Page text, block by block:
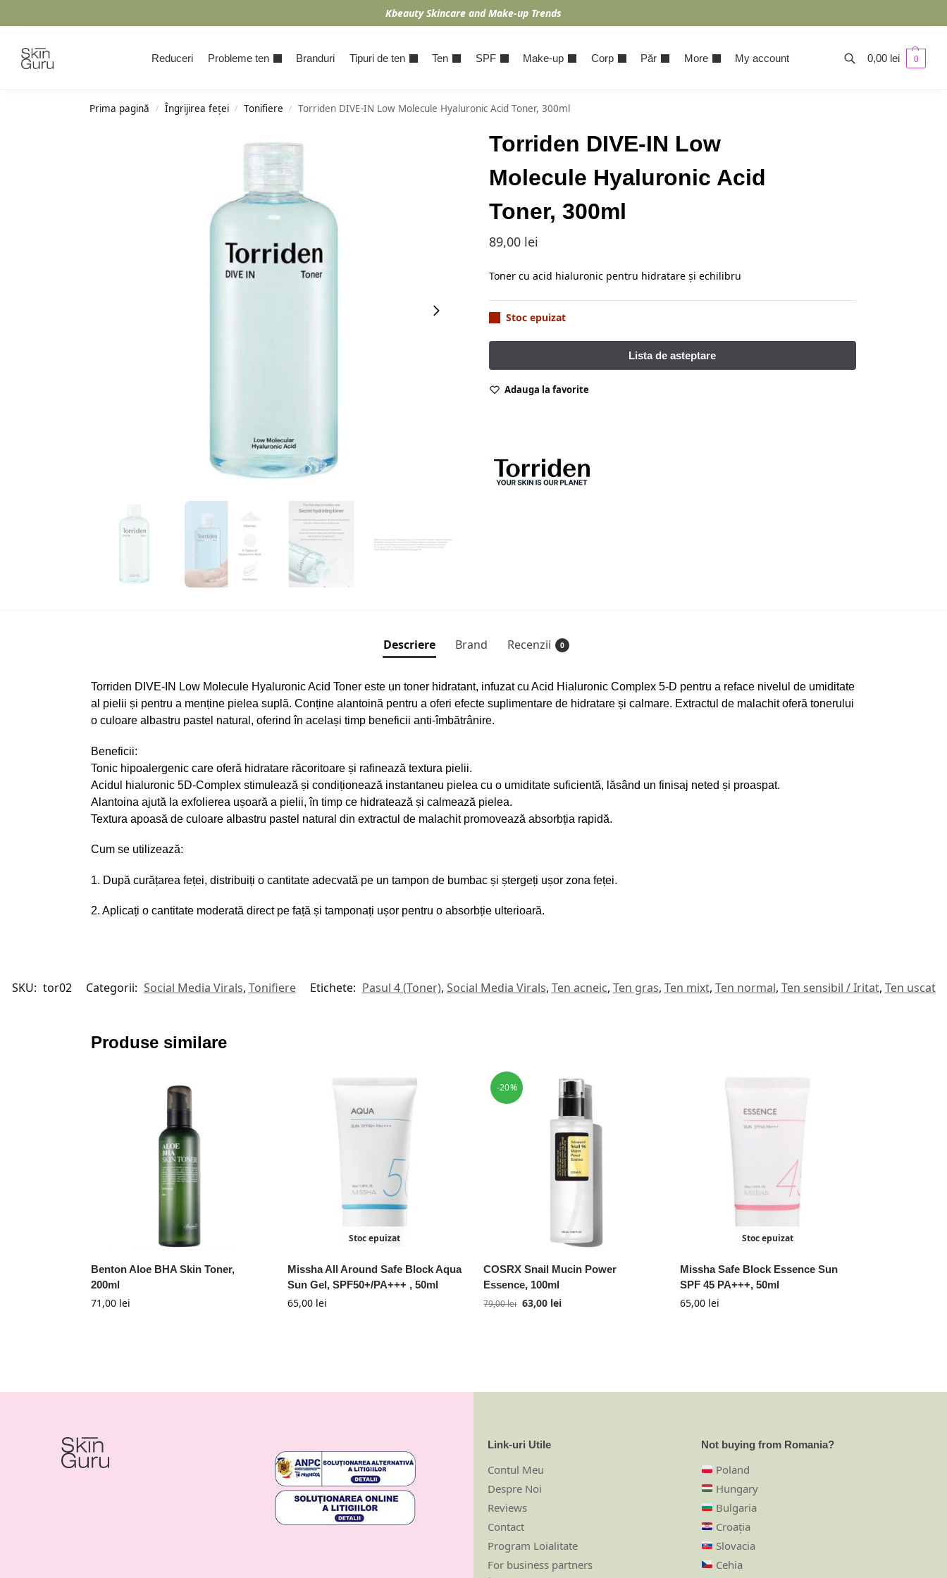
Kbeauty Skincare and Make-up Trends
Reduceri Probleme ten Branduri Tipuri de ten Ten SPF Make-up Corp Păr More My account 0,00 lei 0
Prima pagină / Îngrijirea feței / Tonifiere / Torriden DIVE-IN Low Molecule Hyaluronic Acid Toner, 300ml
Torriden DIVE-IN Low
Molecule Hyaluronic Acid
Toner, 300ml
89,00 lei
Toner cu acid hialuronic pentru hidratare și echilibru
Stoc epuizat
Adauga la favorite
Descriere Brand Recenzii 0
Torriden DIVE-IN Low Molecule Hyaluronic Acid Toner este un toner hidratant, infuzat cu Acid Hialuronic Complex 5-D pentru a reface nivelul de umiditate
al pielii și pentru a menține pielea suplă. Conține alantoină pentru a oferi efecte suplimentare de hidratare și calmare. Extractul de malachit oferă tonerului
o culoare albastru pastel natural, oferind în același timp beneficii anti-îmbătrânire.
Beneficii:
Tonic hipoalergenic care oferă hidratare răcoritoare și rafinează textura pielii.
Acidul hialuronic 5D-Complex stimulează și condiționează instantaneu pielea cu o umiditate suficientă, lăsând un finisaj neted și proaspat.
Alantoina ajută la exfolierea ușoară a pielii, în timp ce hidratează și calmează pielea.
Textura apoasă de culoare albastru pastel natural din extractul de malachit promovează absorbția rapidă.
Cum se utilizează:
1. După curățarea feței, distribuiți o cantitate adecvată pe un tampon de bumbac și ștergeți ușor zona feței.
2. Aplicați o cantitate moderată direct pe față și tamponați ușor pentru o absorbție ulterioară.
SKU: tor02 Categorii: Social Media Virals, Tonifiere Etichete: Pasul 4 (Toner), Social Media Virals, Ten acneic, Ten gras, Ten mixt, Ten normal, Ten sensibil / Iritat, Ten uscat
Produse similare
Benton Aloe BHA Skin Toner,
200ml
71,00 lei
Stoc epuizat
Missha All Around Safe Block Aqua
Sun Gel, SPF50+/PA+++ , 50ml
65,00 lei
-20%
COSRX Snail Mucin Power
Essence, 100ml
79,00lei 63,00 lei
Stoc epuizat
Missha Safe Block Essence Sun
SPF 45 PA+++, 50ml
65,00 lei
Link-uri Utile
Contul Meu
Despre Noi
Reviews
Contact
Program Loialitate
For business partners
Not buying from Romania?
Poland
Hungary
Bulgaria
Croația
Slovacia
Cehia